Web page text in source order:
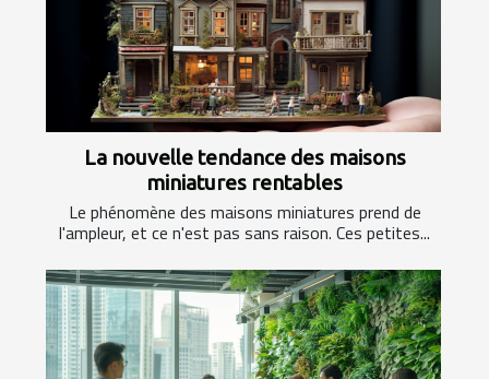
La nouvelle tendance des maisons
miniatures rentables
Le phénomène des maisons miniatures prend de
l'ampleur, et ce n'est pas sans raison. Ces petites...